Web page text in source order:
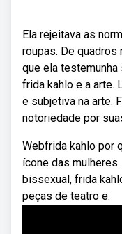
Ela rejeitava as
roupas. De
que ela
frida kahlo e a arte.
e subjetiva na arte.
notoriedade por
Webfrida kahlo por
ícone das
bissexual, frida
peças de teatro e.